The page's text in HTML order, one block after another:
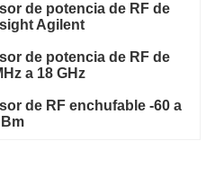
de potencia de RF de
Agilent
de potencia de RF de
a 18 GHz
de RF enchufable -60 a